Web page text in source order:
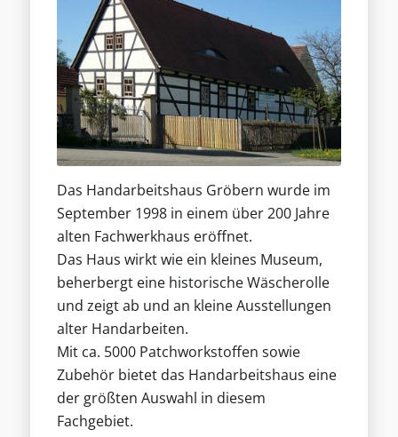
Das Handarbeitshaus Gröbern wurde im
September 1998 in einem über 200 Jahre
alten Fachwerkhaus eröffnet.
Das Haus wirkt wie ein kleines Museum,
beherbergt eine historische Wäscherolle
und zeigt ab und an kleine Ausstellungen
alter Handarbeiten.
Mit ca. 5000 Patchworkstoffen sowie
Zubehör bietet das Handarbeitshaus eine
der größten Auswahl in diesem
Fachgebiet.